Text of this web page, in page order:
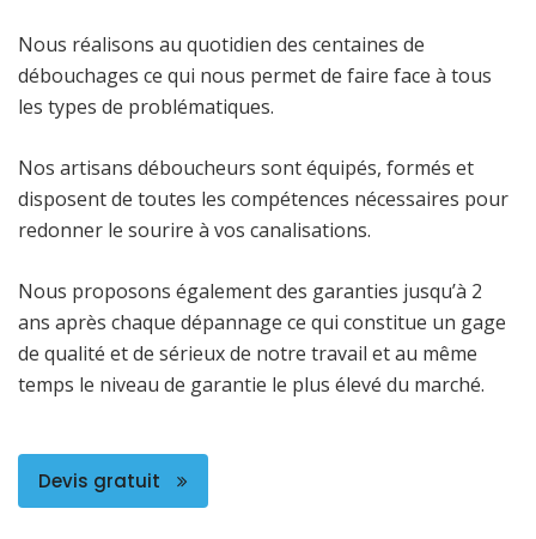
Nous réalisons au quotidien des centaines de
débouchages ce qui nous permet de faire face à tous
les types de problématiques.
Nos artisans déboucheurs sont équipés, formés et
disposent de toutes les compétences nécessaires pour
redonner le sourire à vos canalisations.
Nous proposons également des garanties jusqu’à 2
ans après chaque dépannage ce qui constitue un gage
de qualité et de sérieux de notre travail et au même
temps le niveau de garantie le plus élevé du marché.
Devis gratuit